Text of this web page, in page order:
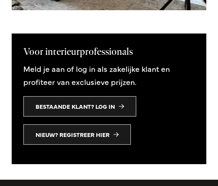
Voor interieurprofessionals
Meld je aan of log in als zakelijke klant en
profiteer van exclusieve prijzen.
BESTAANDE KLANT? LOG IN
NIEUW? REGISTREER HIER